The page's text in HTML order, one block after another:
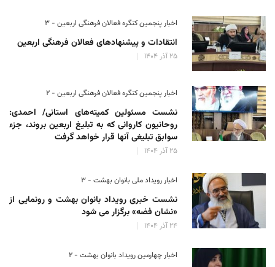
اخبار پنجمین کنگره فعالان فرهنگی اربعین - ۳
انتقادات و پیشنهادهای فعالان فرهنگی اربعین
۲۵ آذر ۱۴۰۴
اخبار پنجمین کنگره فعالان فرهنگی اربعین - ۲
نشست مسئولین کمیته‌های استانی/ احمدی:
روحانیون کاروانی که به تبلیغ اربعین بروند، جزء
سوابق تبلیغی آنها قرار خواهد گرفت
۲۵ آذر ۱۴۰۴
اخبار رویداد ملی بانوان بهشت - ۳
نشست خبری رویداد بانوان بهشت و رونمایی از
«نشان فضه» برگزار می شود
۲۴ آذر ۱۴۰۴
اخبار چهارمین رویداد بانوان بهشت - ۲